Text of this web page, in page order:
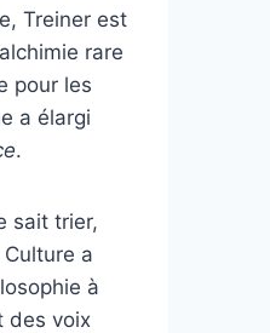
Treiner est
rare
pour les
a élargi
.
sait trier,
a
à
des voix